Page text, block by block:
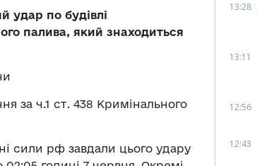
удар по будівлі
палива, який знаходиться
за ч.1 ст. 438 Кримінального
сили рф завдали цього удару
13:28
13:11
12:56
12:43